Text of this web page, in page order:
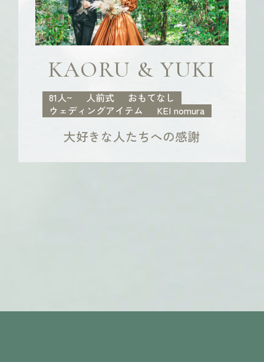
KAORU & YUKI
81人~ 人前式
おもてなし
ウェディングアイテム
KEI nomura
大好きな人たちへの感謝